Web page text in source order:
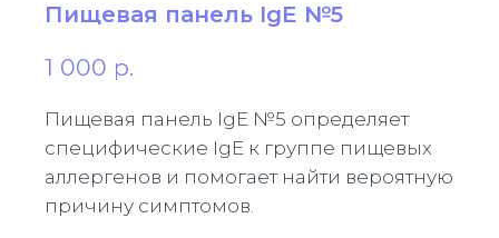
Пищевая панель IgE №5
1 000 р.
Пищевая панель IgE №5 определяет
специфические IgE к группе пищевых
аллергенов и помогает найти вероятную
причину симптомов.